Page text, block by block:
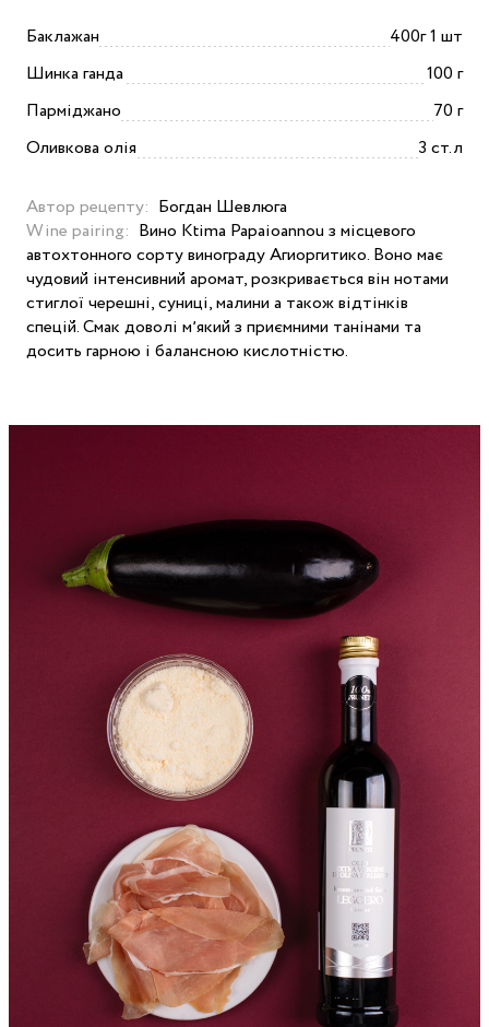
Баклажан
400г 1 шт
Шинка ганда
100 г
Парміджано
70 г
Оливкова олія
3 ст.л
Автор рецепту: Богдан Шевлюга
Wine pairing: Вино Ktima Papaioannou з місцевого
автохтонного сорту винограду Агиоргитико. Воно має
чудовий інтенсивний аромат, розкривається він нотами
стиглої черешні, суниці, малини а також відтінків
спецій. Смак доволі мʼякий з приємними танінами та
досить гарною і балансною кислотністю.